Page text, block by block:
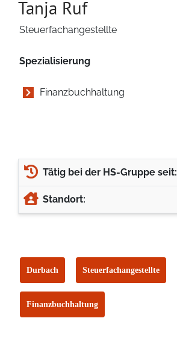
Tanja Ruf
Steuerfachangestellte
Spezialisierung
Finanzbuchhaltung
Tätig bei der HS-Gruppe seit:
Standort:
Durbach Steuerfachangestellte
Finanzbuchhaltung